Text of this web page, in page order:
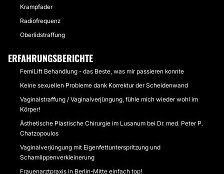
Krampfader
Radiofrequenz
Oberlidstraffung
ERFAHRUNGSBERICHTE
FemiLift Behandlung - das Beste, was mir passieren konnte
Keine sexuellen Probleme dank Korrektur der Scheidenwand
Vaginalstraffung / Vaginalverjüngung, fühle mich wieder wohl im
Körper!
Ästhetische Plastische Chirurgie im Lusanum bei Dr. med. Peter P.
Chatzopoulos
Vaginalverjüngung mit Eigenfettunterspritzung und
Schamlippenverkleinerung
Frauenarztpraxis in Berlin-Mitte einfach top!